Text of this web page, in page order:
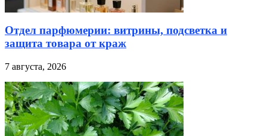
Отдел парфюмерии: витрины, подсветка и
защита товара от краж
7 августа, 2026